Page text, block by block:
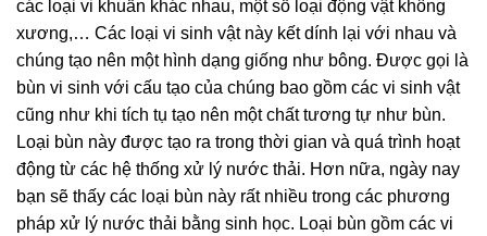
các loại vi khuẩn khác nhau, một số loại động vật không
xương,… Các loại vi sinh vật này kết dính lại với nhau và
chúng tạo nên một hình dạng giống như bông. Được gọi là
bùn vi sinh với cấu tạo của chúng bao gồm các vi sinh vật
cũng như khi tích tụ tạo nên một chất tương tự như bùn.
Loại bùn này được tạo ra trong thời gian và quá trình hoạt
động từ các hệ thống xử lý nước thải. Hơn nữa, ngày nay
bạn sẽ thấy các loại bùn này rất nhiều trong các phương
pháp xử lý nước thải bằng sinh học. Loại bùn gồm các vi